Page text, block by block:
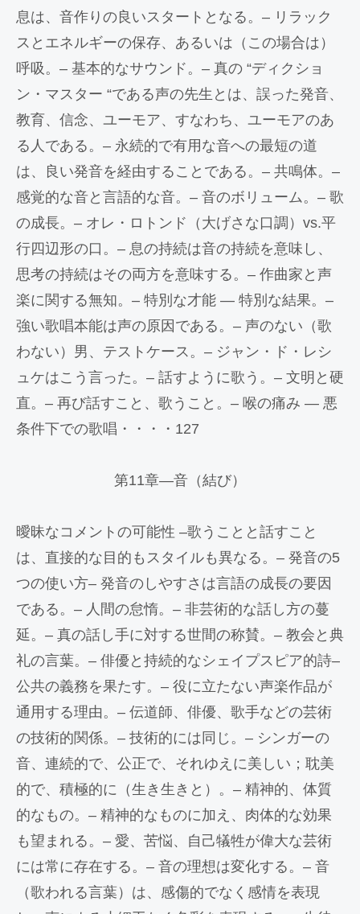
息は、音作りの良いスタートとなる。– リラック
スとエネルギーの保存、あるいは（この場合は）
呼吸。– 基本的なサウンド。– 真の “ディクショ
ン・マスター “である声の先生とは、誤った発音、
教育、信念、ユーモア、すなわち、ユーモアのあ
る人である。– 永続的で有用な音への最短の道
は、良い発音を経由することである。– 共鳴体。–
感覚的な音と言語的な音。– 音のボリューム。– 歌
の成長。– オレ・ロトンド（大げさな口調）vs.平
行四辺形の口。– 息の持続は音の持続を意味し、
思考の持続はその両方を意味する。– 作曲家と声
楽に関する無知。– 特別な才能 — 特別な結果。–
強い歌唱本能は声の原因である。– 声のない（歌
わない）男、テストケース。– ジャン・ド・レシ
ュケはこう言った。– 話すように歌う。– 文明と硬
直。– 再び話すこと、歌うこと。– 喉の痛み — 悪
条件下での歌唱・・・・127
第11章―音（結び）
曖昧なコメントの可能性 –歌うことと話すこと
は、直接的な目的もスタイルも異なる。– 発音の5
つの使い方– 発音のしやすさは言語の成長の要因
である。– 人間の怠惰。– 非芸術的な話し方の蔓
延。– 真の話し手に対する世間の称賛。– 教会と典
礼の言葉。– 俳優と持続的なシェイプスピア的詩–
公共の義務を果たす。– 役に立たない声楽作品が
通用する理由。– 伝道師、俳優、歌手などの芸術
の技術的関係。– 技術的には同じ。– シンガーの
音、連続的で、公正で、それゆえに美しい；耽美
的で、積極的に（生き生きと）。– 精神的、体質
的なもの。– 精神的なものに加え、肉体的な効果
も望まれる。– 愛、苦悩、自己犠牲が偉大な芸術
には常に存在する。– 音の理想は変化する。– 音
（歌われる言葉）は、感傷的でなく感情を表現